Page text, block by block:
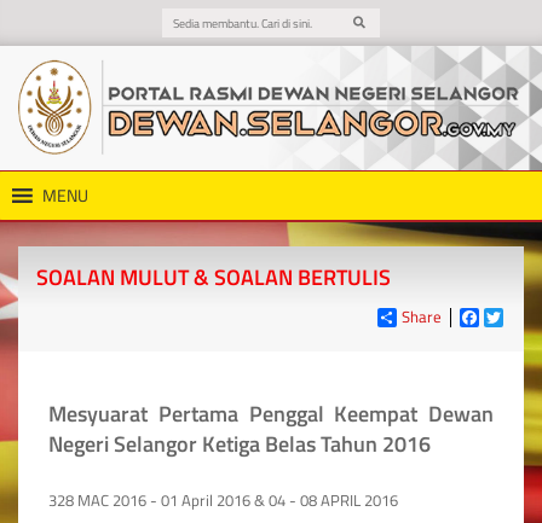
MENU
SOALAN MULUT & SOALAN BERTULIS
Share
Mesyuarat Pertama Penggal Keempat Dewan
Negeri Selangor Ketiga Belas Tahun 2016
328 MAC 2016 - 01 April 2016 & 04 - 08 APRIL 2016